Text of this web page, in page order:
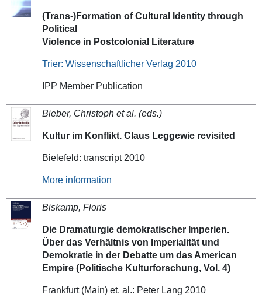
(Trans-)Formation of Cultural Identity through
Political
Violence in Postcolonial Literature
Trier: Wissenschaftlicher Verlag 2010
IPP Member Publication
Bieber, Christoph et al. (eds.)
Kultur im Konflikt. Claus Leggewie revisited
Bielefeld: transcript 2010
More information
Biskamp, Floris
Die Dramaturgie demokratischer Imperien.
Über das Verhältnis von Imperialität und
Demokratie in der Debatte um das American
Empire (Politische Kulturforschung, Vol. 4)
Frankfurt (Main) et. al.: Peter Lang 2010